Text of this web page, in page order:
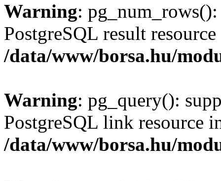
Warning:
PostgreSQL result
/data/www/borsa.hu/
Warning: pg_query():
PostgreSQL link resource
/data/www/borsa.hu/